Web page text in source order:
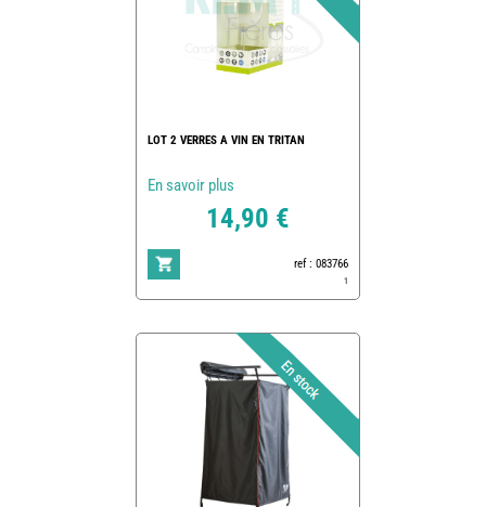
LOT 2 VERRES A VIN EN TRITAN
En savoir plus
14,90 €
ref : 083766
1